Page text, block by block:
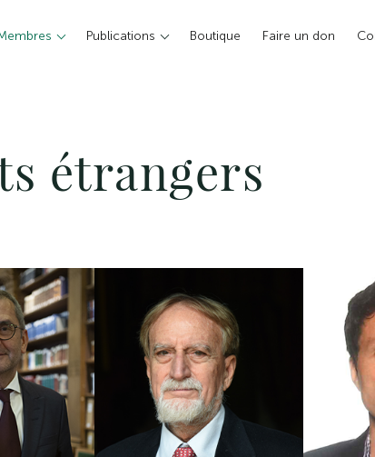
Publications Boutique Faire un don
étrangers